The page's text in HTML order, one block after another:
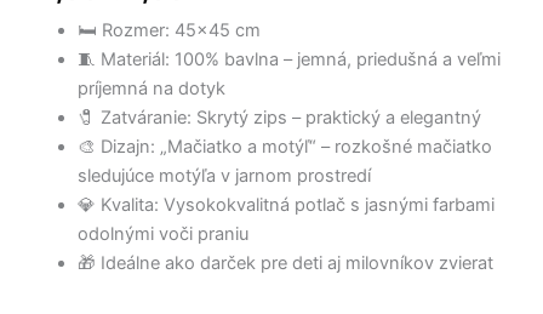
bola:
14,00 €.7,00 €.
🛏️ Rozmer: 45×45 cm
🧵 Materiál: 100% bavlna – jemná, priedušná a veľmi
príjemná na dotyk
🧷 Zatváranie: Skrytý zips – praktický a elegantný
🎨 Dizajn: „Mačiatko a motýľ“ – rozkošné mačiatko
sledujúce motýľa v jarnom prostredí
💎 Kvalita: Vysokokvalitná potlač s jasnými farbami
odolnými voči praniu
🎁 Ideálne ako darček pre deti aj milovníkov zvierat